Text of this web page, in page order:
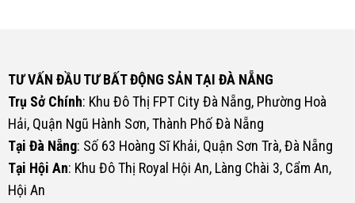
TƯ VẤN ĐẦU TƯ BẤT ĐỘNG SẢN TẠI ĐÀ NẴNG
Trụ Sở Chính: Khu Đô Thị FPT City Đà Nẵng, Phường Hoà
Hải, Quận Ngũ Hành Sơn, Thành Phố Đà Nẵng
Tại Đà Nẵng: Số 63 Hoàng Sĩ Khải, Quận Sơn Trà, Đà Nẵng
Tại Hội An: Khu Đô Thị Royal Hội An, Làng Chài 3, Cẩm An,
Hội An